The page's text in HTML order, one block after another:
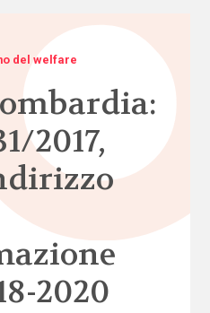
del welfare
2017,
2020